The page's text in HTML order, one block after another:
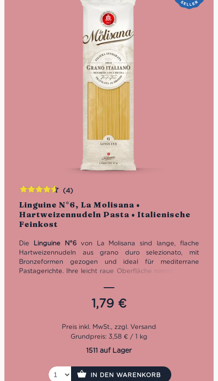
Linguine N°6, La Molisana •
Hartweizennudeln Pasta • Italienische
Feinkost
(4)
Die Linguine N°6von La Molisana sind lange, flache
Hartweizennudeln aus grano duro selezionato, mit
Bronzeformen gezogen und ideal für mediterrane
Pastagerichte. Ihre leicht raue Oberfläche nimmt Saucen
Format perfekt zu Meeresfrüchten, Vongole, Fischsaucen,
Pesto und feinen Gemüsezubereitungen passt. Mit 12
Minuten Kochzeit und 500-g-Packung sind diese
von La Molisana online kaufen und klassische italienische
Küche zu Hause authentisch zubereiten möchten.
1,79 €
Bewertet
mit4.50
von 5
Grundpreis: 3,58 € / 1 kg
1511 auf Lager
IN DEN WARENKORB